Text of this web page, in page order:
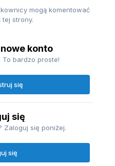
mogą komentować
strony.
konto
To bardzo proste!
się
się
Zaloguj się poniżej.
się